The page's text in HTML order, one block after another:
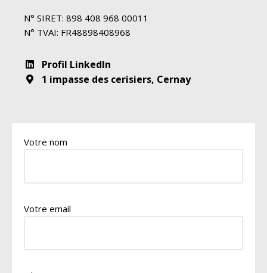
N° SIRET: 898 408 968 00011
N° TVAI: FR48898408968
Profil LinkedIn
1 impasse des cerisiers, Cernay
Votre nom
Votre email